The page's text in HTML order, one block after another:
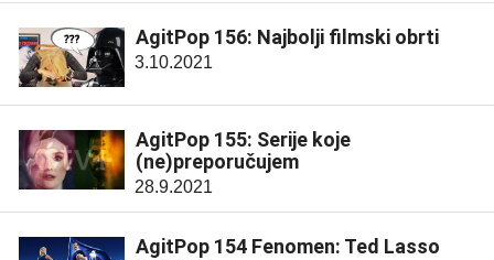
AgitPop 156: Najbolji filmski obrti
3.10.2021
AgitPop 155: Serije koje
(ne)preporučujem
28.9.2021
AgitPop 154 Fenomen: Ted Lasso